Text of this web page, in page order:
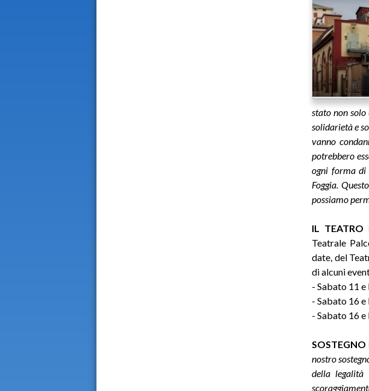
stato non
solidarietà e
vanno
potrebbero
ogni forma di
Foggia.
possiamo
IL TEATRO
Teatrale
date, del
di alcuni
- Sabato 11
- Sabato 16
- Sabato 16 e
SOSTEGNO
nostro
della